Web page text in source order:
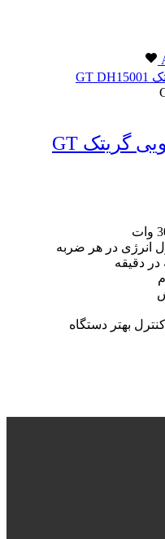
چکش تخریب 16 کیلویی گریتک GT
بهتر دستگاه